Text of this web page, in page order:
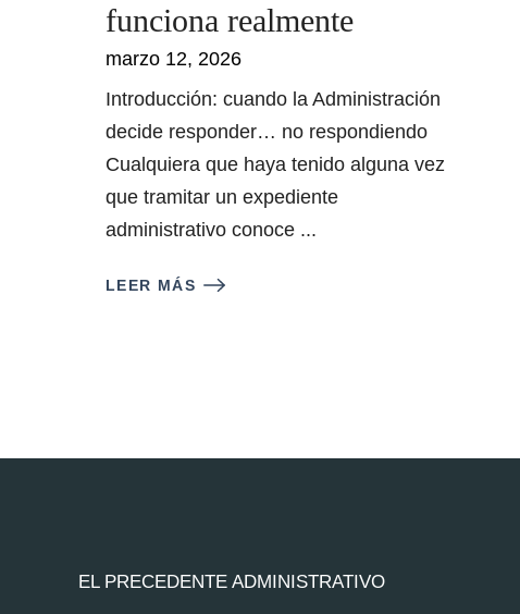
funciona realmente
marzo 12, 2026
Introducción: cuando la Administración
decide responder… no respondiendo
Cualquiera que haya tenido alguna vez
que tramitar un expediente
administrativo conoce ...
LEER MÁS
EL PRECEDENTE ADMINISTRATIVO